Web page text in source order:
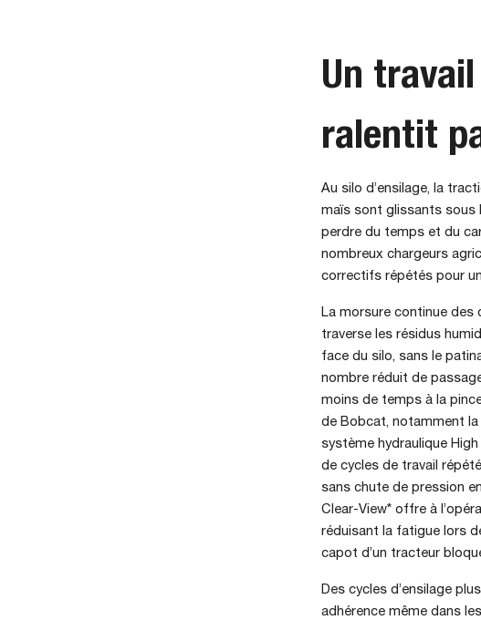
Un
ralentit
Au silo d’ensilage, la
maïs sont glissants sous
perdre du temps et du
nombreux chargeurs
correctifs répétés pour
La morsure continue des
traverse les résidus
face du silo, sans le
nombre réduit de
moins de temps à la
de Bobcat, notamment la
système hydraulique
de cycles de travail
sans chute de pression
Clear-View* offre à
réduisant la fatigue lors
capot d’un tracteur
Des cycles d’ensilage
adhérence même dans